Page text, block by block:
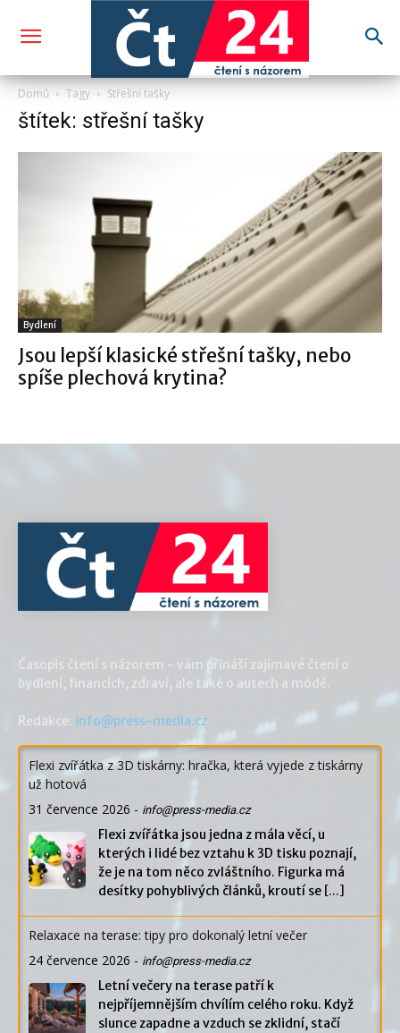
Domů Tagy Střešní tašky
štítek: střešní tašky
Bydlení
Jsou lepší klasické střešní tašky, nebo
spíše plechová krytina?
Časopis čtení s názorem - vám přináší zajímavé čtení o
bydlení, financích, zdraví, ale také o autech a módě.
Redakce: info@press-media.cz
Flexi zvířátka z 3D tiskárny: hračka, která vyjede z tiskárny
už hotová
31 července 2026 - info@press-media.cz
Flexi zvířátka jsou jedna z mála věcí, u
kterých i lidé bez vztahu k 3D tisku poznají,
že je na tom něco zvláštního. Figurka má
desítky pohyblivých článků, kroutí se [...]
Relaxace na terase: tipy pro dokonalý letní večer
24 července 2026 - info@press-media.cz
Letní večery na terase patří k
nejpříjemnějším chvílím celého roku. Když
slunce zapadne a vzduch se zklidní, stačí